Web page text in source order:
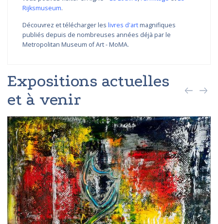
Rijksmuseum.
Découvrez et télécharger les livres d'artmagnifiques
publiés depuis de nombreuses années déjà par le
Metropolitan Museum of Art - MoMA.
Expositions actuelles
et à venir